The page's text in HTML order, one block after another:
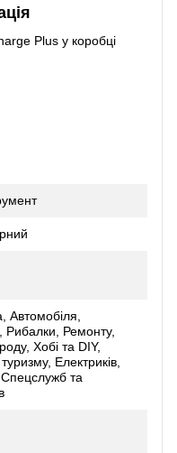
Автомобіля,
Ремонту,
Хобі та DIY,
Електриків,
Спецслужб та